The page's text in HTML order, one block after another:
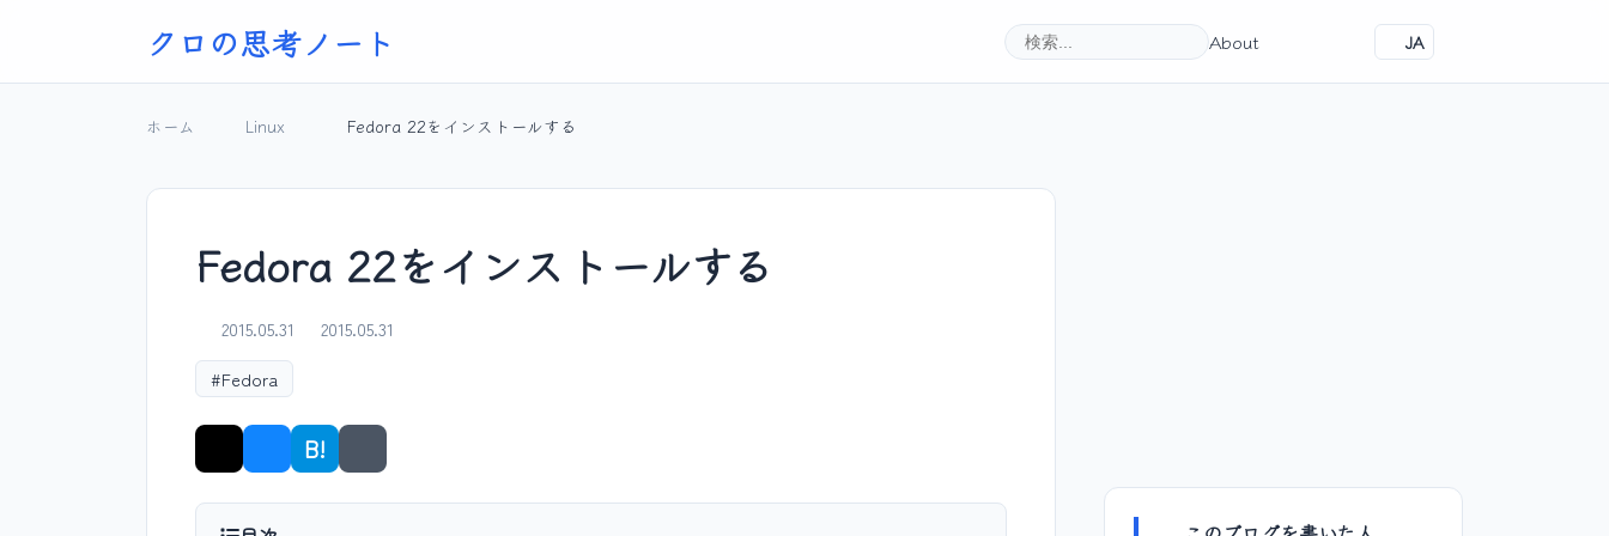
クロの思考ノート About JA
ホーム Linux Fedora 22をインストールする
Fedora 22をインストールする
2015.05.31
2015.05.31
#Fedora
B! シェア